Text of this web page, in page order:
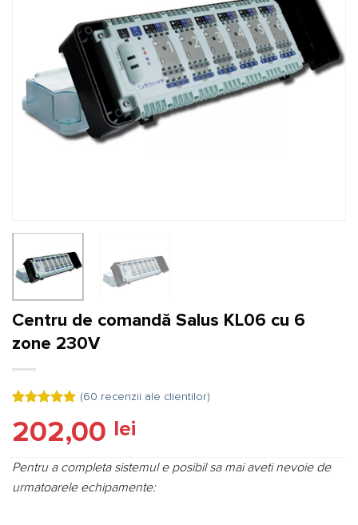
Centru de comandă Salus KL06 cu 6
zone 230V
5.00din 5
pe baza a
de la clienți
(60 recenzii ale clientilor)
202,00 lei
Pentru a completa sistemul e posibil sa mai aveti nevoie de
urmatoarele echipamente: